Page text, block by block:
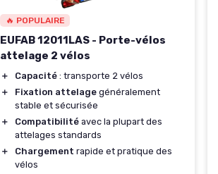
🔥 POPULAIRE
EUFAB 12011LAS - Porte-vélos
attelage 2 vélos
＋ Capacité : transporte 2 vélos
＋
Fixation attelage généralement
stable et sécurisée
＋
Compatibilité avec la plupart des
attelages standards
＋
Chargement rapide et pratique des
vélos